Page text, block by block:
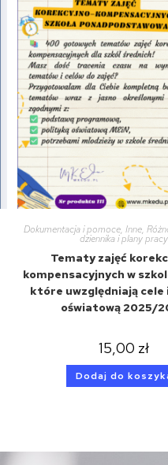
Dokumentacja i pomoce,Inne,
dziennika i plany pracy
Tematy zajęć
kompensacyjnych w
które uwzględniają
oświatową 2025/
15,00 zł
Dodaj do